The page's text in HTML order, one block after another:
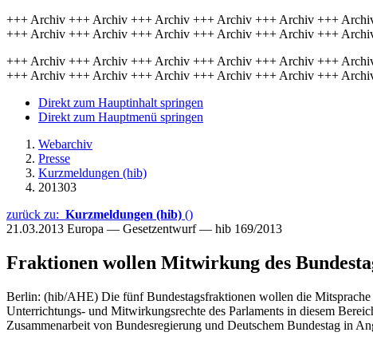
+++ Archiv +++ Archiv +++ Archiv +++ Archiv +++ Archiv +++
+++ Archiv +++ Archiv +++ Archiv +++ Archiv +++ Archiv +++
+++ Archiv +++ Archiv +++ Archiv +++ Archiv +++ Archiv +++
+++ Archiv +++ Archiv +++ Archiv +++ Archiv +++ Archiv +++
Direkt zum Hauptinhalt springen
Direkt zum Hauptmenü springen
Webarchiv
Presse
Kurzmeldungen (hib)
201303
zurück zu: Kurzmeldungen (hib) ()
21.03.2013 Europa — Gesetzentwurf — hib 169/2013
Fraktionen wollen Mitwirkung des
Berlin: (hib/AHE) Die fünf Bundestagsfraktionen wollen die Mitsprache
Unterrichtungs- und Mitwirkungsrechte des Parlaments in diesem
Zusammenarbeit von Bundesregierung und Deutschem Bundestag in